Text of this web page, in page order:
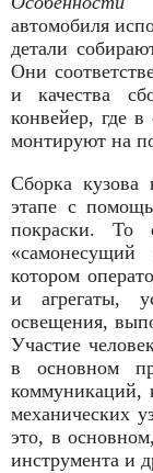
автомобиля
детали
Они
и качества
конвейер, где в
монтируют на
Сборка кузова
этапе с
покраски. То
котором
и агрегаты,
освещения,
Участие
в основном
коммуникаций,
механических
это, в
инструмента и